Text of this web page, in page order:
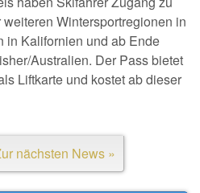
Wintersportregionen in
in Kalifornien und ab Ende
Australien. Der Pass bietet
Liftkarte und kostet ab dieser
nächsten News »